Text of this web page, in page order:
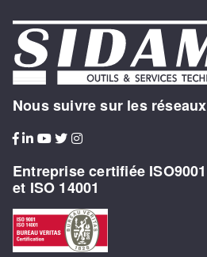
Nous suivre sur les réseaux
Entreprise certifiée ISO9001
et ISO 14001